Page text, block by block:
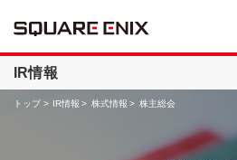
IR情報
トップ IR情報 株式情報 株主総会